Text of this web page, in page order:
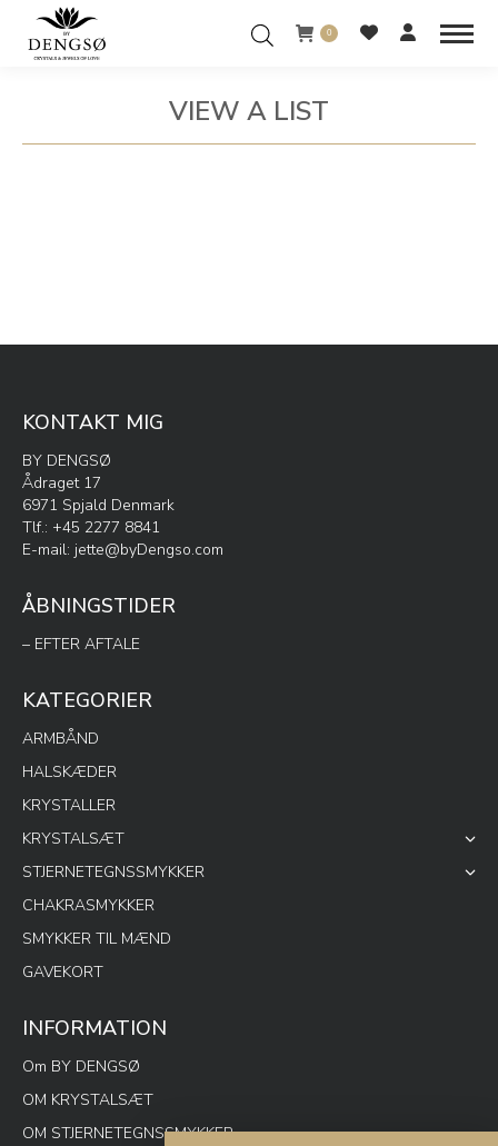
0
VIEW A LIST
You are here:
KONTAKT MIG
BY DENGSØ
Ådraget 17
6971 Spjald Denmark
Tlf.: +45 2277 8841
E-mail: jette@byDengso.com
ÅBNINGSTIDER
– EFTER AFTALE
KATEGORIER
ARMBÅND
HALSKÆDER
KRYSTALLER
KRYSTALSÆT
STJERNETEGNSSMYKKER
CHAKRASMYKKER
SMYKKER TIL MÆND
GAVEKORT
INFORMATION
Om BY DENGSØ
OM KRYSTALSÆT
OM STJERNETEGNSSMYKKER